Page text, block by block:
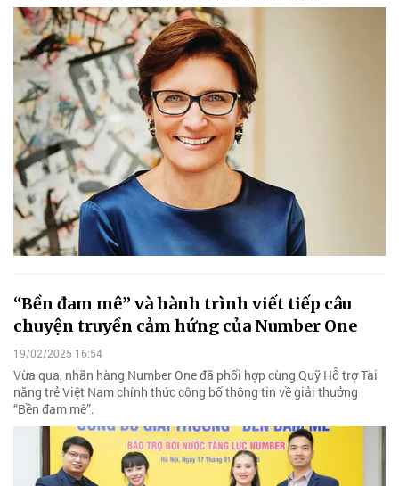
“Bền đam mê” và hành trình viết tiếp câu
chuyện truyền cảm hứng của Number One
19/02/2025 16:54
Vừa qua, nhãn hàng Number One đã phối hợp cùng Quỹ Hỗ trợ Tài
năng trẻ Việt Nam chính thức công bố thông tin về giải thưởng
“Bền đam mê”.